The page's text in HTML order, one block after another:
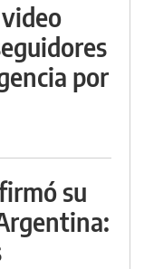
por
su